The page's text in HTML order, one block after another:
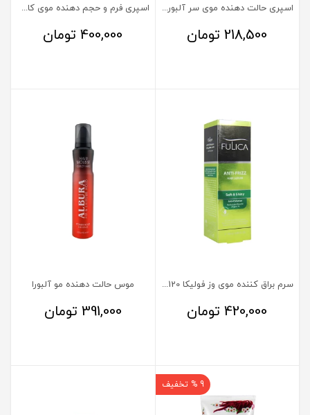
اسپری حالت دهنده موی سر آلبورا 150 میلی‌لیتر
218,500تومان
اسپری فرم و حجم دهنده موی کاسپین 250 میلی لیتر
400,000تومان
سرم براق کننده موی وز فولیکا 120 میلی لیتر
420,000تومان
موس حالت دهنده مو آلبورا
391,000 تومان
9 % تخفیف